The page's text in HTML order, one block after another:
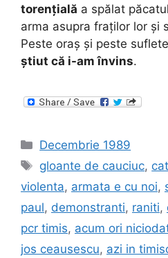
torențială a spălat
arma asupra fraților lor și
Peste oraș și peste
știut că i-am învins.
Categories
Decembrie 1989
Tags
gloante de cauciuc,
violenta, armata e cu noi,
paul, demonstranti, raniti,
pcr timis, acum ori
jos ceausescu, azi in